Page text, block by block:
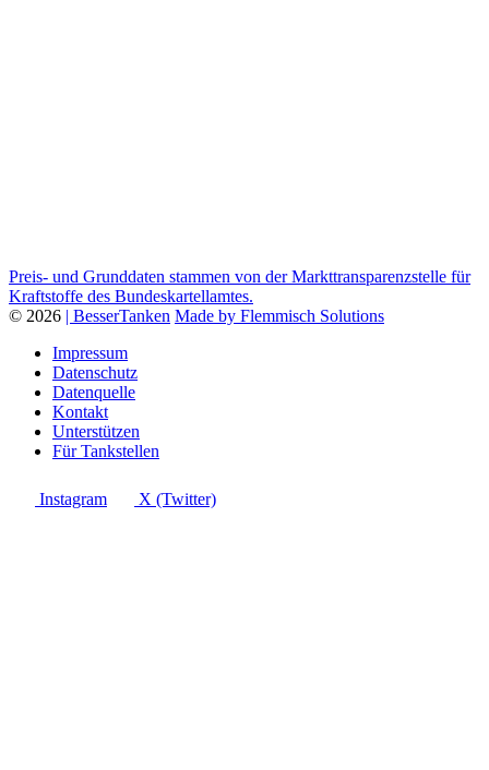
Preis- und Grunddaten stammen von der Markttransparenzstelle für
Kraftstoffe des Bundeskartellamtes.
© 2026 | BesserTanken Made by Flemmisch Solutions
Impressum
Datenschutz
Datenquelle
Kontakt
Unterstützen
Für Tankstellen
Instagram X (Twitter)